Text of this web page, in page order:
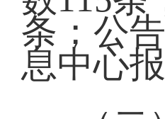
条；公
息中心